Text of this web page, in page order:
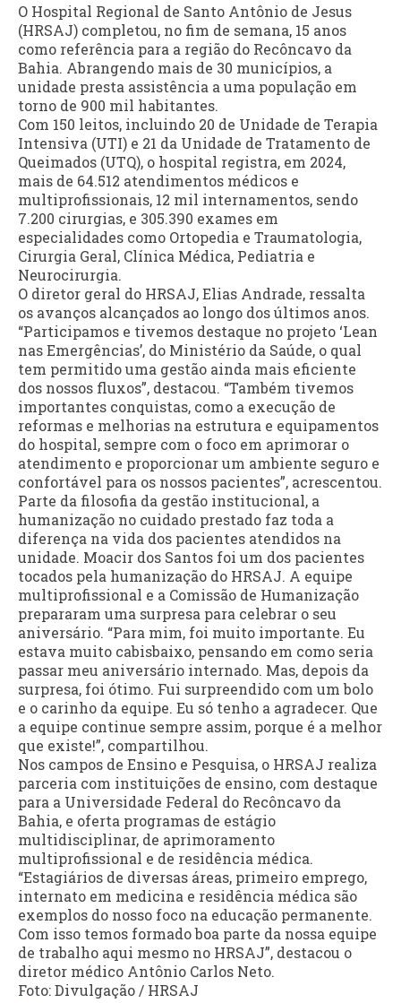
O Hospital Regional de Santo Antônio de Jesus
(HRSAJ) completou, no fim de semana, 15 anos
como referência para a região do Recôncavo da
Bahia. Abrangendo mais de 30 municípios, a
unidade presta assistência a uma população em
torno de 900 mil habitantes.
Com 150 leitos, incluindo 20 de Unidade de Terapia
Intensiva (UTI) e 21 da Unidade de Tratamento de
Queimados (UTQ), o hospital registra, em 2024,
mais de 64.512 atendimentos médicos e
multiprofissionais, 12 mil internamentos, sendo
7.200 cirurgias, e 305.390 exames em
especialidades como Ortopedia e Traumatologia,
Cirurgia Geral, Clínica Médica, Pediatria e
Neurocirurgia.
O diretor geral do HRSAJ, Elias Andrade, ressalta
os avanços alcançados ao longo dos últimos anos.
“Participamos e tivemos destaque no projeto ‘Lean
nas Emergências’, do Ministério da Saúde, o qual
tem permitido uma gestão ainda mais eficiente
dos nossos fluxos”, destacou. “Também tivemos
importantes conquistas, como a execução de
reformas e melhorias na estrutura e equipamentos
do hospital, sempre com o foco em aprimorar o
atendimento e proporcionar um ambiente seguro e
confortável para os nossos pacientes”, acrescentou.
Parte da filosofia da gestão institucional, a
humanização no cuidado prestado faz toda a
diferença na vida dos pacientes atendidos na
unidade. Moacir dos Santos foi um dos pacientes
tocados pela humanização do HRSAJ. A equipe
multiprofissional e a Comissão de Humanização
prepararam uma surpresa para celebrar o seu
aniversário. “Para mim, foi muito importante. Eu
estava muito cabisbaixo, pensando em como seria
passar meu aniversário internado. Mas, depois da
surpresa, foi ótimo. Fui surpreendido com um bolo
e o carinho da equipe. Eu só tenho a agradecer. Que
a equipe continue sempre assim, porque é a melhor
que existe!”, compartilhou.
Nos campos de Ensino e Pesquisa, o HRSAJ realiza
parceria com instituições de ensino, com destaque
para a Universidade Federal do Recôncavo da
Bahia, e oferta programas de estágio
multidisciplinar, de aprimoramento
multiprofissional e de residência médica.
“Estagiários de diversas áreas, primeiro emprego,
internato em medicina e residência médica são
exemplos do nosso foco na educação permanente.
Com isso temos formado boa parte da nossa equipe
de trabalho aqui mesmo no HRSAJ”, destacou o
diretor médico Antônio Carlos Neto.
Foto: Divulgação / HRSAJ